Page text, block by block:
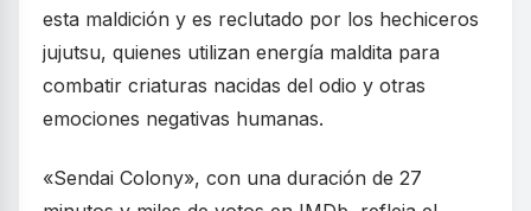
esta maldición y es reclutado por los hechiceros
jujutsu, quienes utilizan energía maldita para
combatir criaturas nacidas del odio y otras
emociones negativas humanas.
«Sendai Colony», con una duración de 27